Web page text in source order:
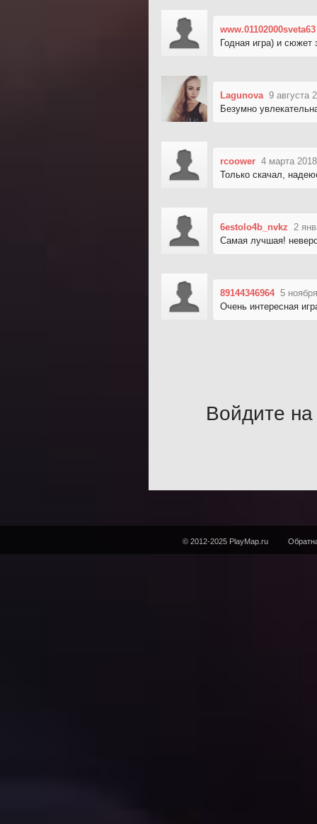
www.01102000sveta63
Годная игра) и сюжет
Lagunova 9 августа
Безумно
rcoower 4 марта
Только скачал,
6estolo4b_nvkz
2
Самая лучшая!
89144346964 5
Очень интересная
Войдите на
© 2012-2025 PlayMap.ru